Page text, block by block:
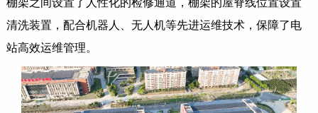
棚架之间设置了人性化的检修通道，棚架的屋脊线位置设置
清洗装置，配合机器人、无人机等先进运维技术，保障了电
站高效运维管理。